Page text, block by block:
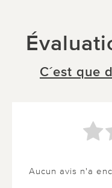
C´est que
Aucun avis n'a